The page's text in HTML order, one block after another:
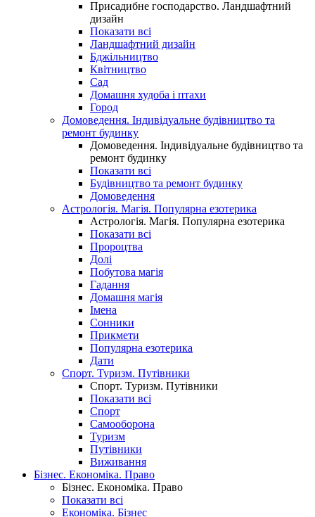
Присадибне господарство. Ландшафтний
дизайн
Показати всі
Ландшафтний дизайн
Бджільництво
Квітництво
Сад
Домашня худоба і птахи
Город
Домоведення. Індивідуальне будівництво та
ремонт будинку
Домоведення. Індивідуальне будівництво та
ремонт будинку
Показати всі
Будівництво та ремонт будинку
Домоведення
Астрологія. Магія. Популярна езотерика
Астрологія. Магія. Популярна езотерика
Показати всі
Пророцтва
Долі
Побутова магія
Гадання
Домашня магія
Імена
Сонники
Прикмети
Популярна езотерика
Дати
Спорт. Туризм. Путівники
Спорт. Туризм. Путівники
Показати всі
Спорт
Самооборона
Туризм
Путівники
Виживання
Бізнес. Економіка. Право
Бізнес. Економіка. Право
Показати всі
Економіка. Бізнес